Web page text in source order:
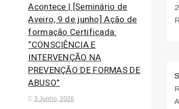
Acontece | [Seminário de
Aveiro, 9 de junho] Ação de
formação Certificada:
“CONSCIÊNCIA E
INTERVENÇÃO NA
PREVENÇÃO DE FORMAS DE
ABUSO”
3 Junho, 2026